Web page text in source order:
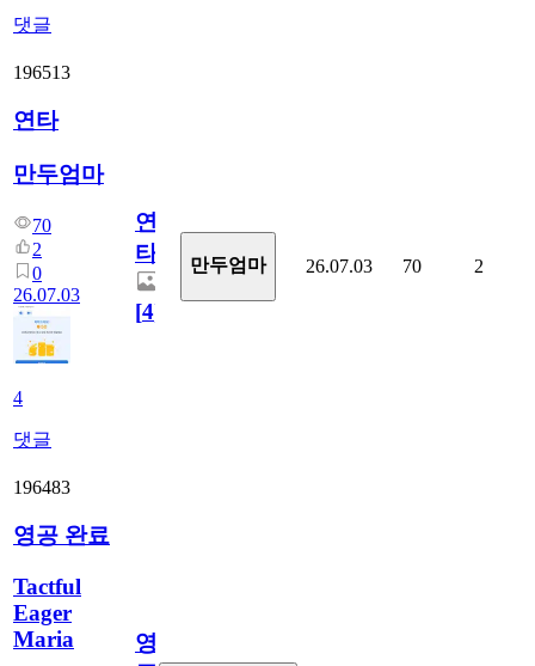
댓글
196513
연타
만두엄마
70
2
0
26.07.03
4
댓글
연
타
[4]
만두엄마 26.07.03 70 2
196483
영공 완료
Tactful
Eager
Maria
영